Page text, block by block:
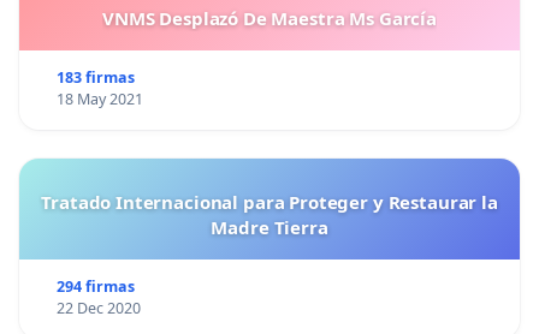
VNMS Desplazó De Maestra Ms García
183 firmas
18 May 2021
Tratado Internacional para Proteger y Restaurar la
Madre Tierra
294 firmas
22 Dec 2020